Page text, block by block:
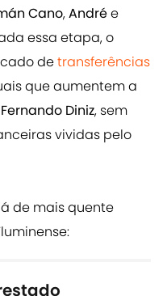
Cano,Andrée
essa etapa, o
detransferências
que aumentem a
Fernando Diniz, sem
vividas pelo
de mais quente